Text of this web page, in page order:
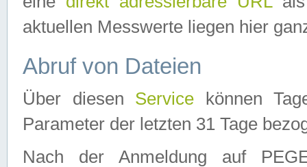
aktuellen Messwerte liegen hier
Abruf von Dateien
Über diesen Service können
Parameter der letzten 31 Tage
Nach der Anmeldung auf